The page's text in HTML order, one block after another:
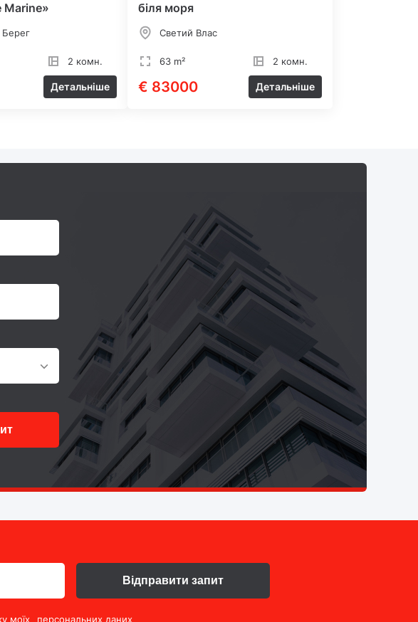
Marine»
2 комн.
Детальніше
біля моря
Светий Влас
63 m² 2 комн.
€ 83000 Детальніше
моїх персональних даних
Відправити запит